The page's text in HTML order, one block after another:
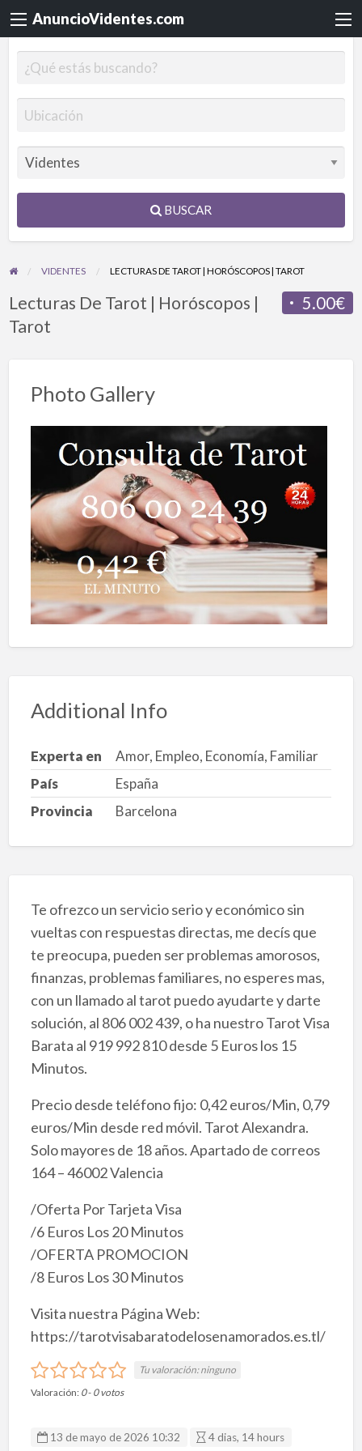
AnuncioVidentes.com
BUSCAR
VIDENTES LECTURAS DE TAROT | HORÓSCOPOS | TAROT
5.00€
Lecturas De Tarot | Horóscopos |
Tarot
Photo Gallery
Additional Info
Experta en
Amor, Empleo, Economía, Familiar
País
España
Provincia
Barcelona
Te ofrezco un servicio serio y económico sin
vueltas con respuestas directas, me decís que
te preocupa, pueden ser problemas amorosos,
finanzas, problemas familiares, no esperes mas,
con un llamado al tarot puedo ayudarte y darte
solución, al 806 002 439, o ha nuestro Tarot Visa
Barata al 919 992 810 desde 5 Euros los 15
Minutos.
Precio desde teléfono fijo: 0,42 euros/Min, 0,79
euros/Min desde red móvil. Tarot Alexandra.
Solo mayores de 18 años. Apartado de correos
164 – 46002 Valencia
/Oferta Por Tarjeta Visa
/6 Euros Los 20 Minutos
/OFERTA PROMOCION
/8 Euros Los 30 Minutos
Visita nuestra Página Web:
https://tarotvisabaratodelosenamorados.es.tl/
Tu valoración:ninguno
Valoración: 0- 0 votos
13 de mayo de 2026 10:32 4 dias, 14 hours